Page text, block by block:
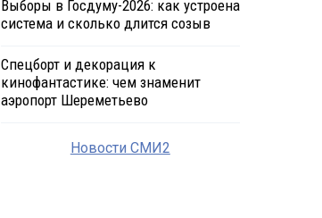
Выборы в Госдуму-2026: как устроена
система и сколько длится созыв
Спецборт и декорация к
кинофантастике: чем знаменит
аэропорт Шереметьево
Новости СМИ2